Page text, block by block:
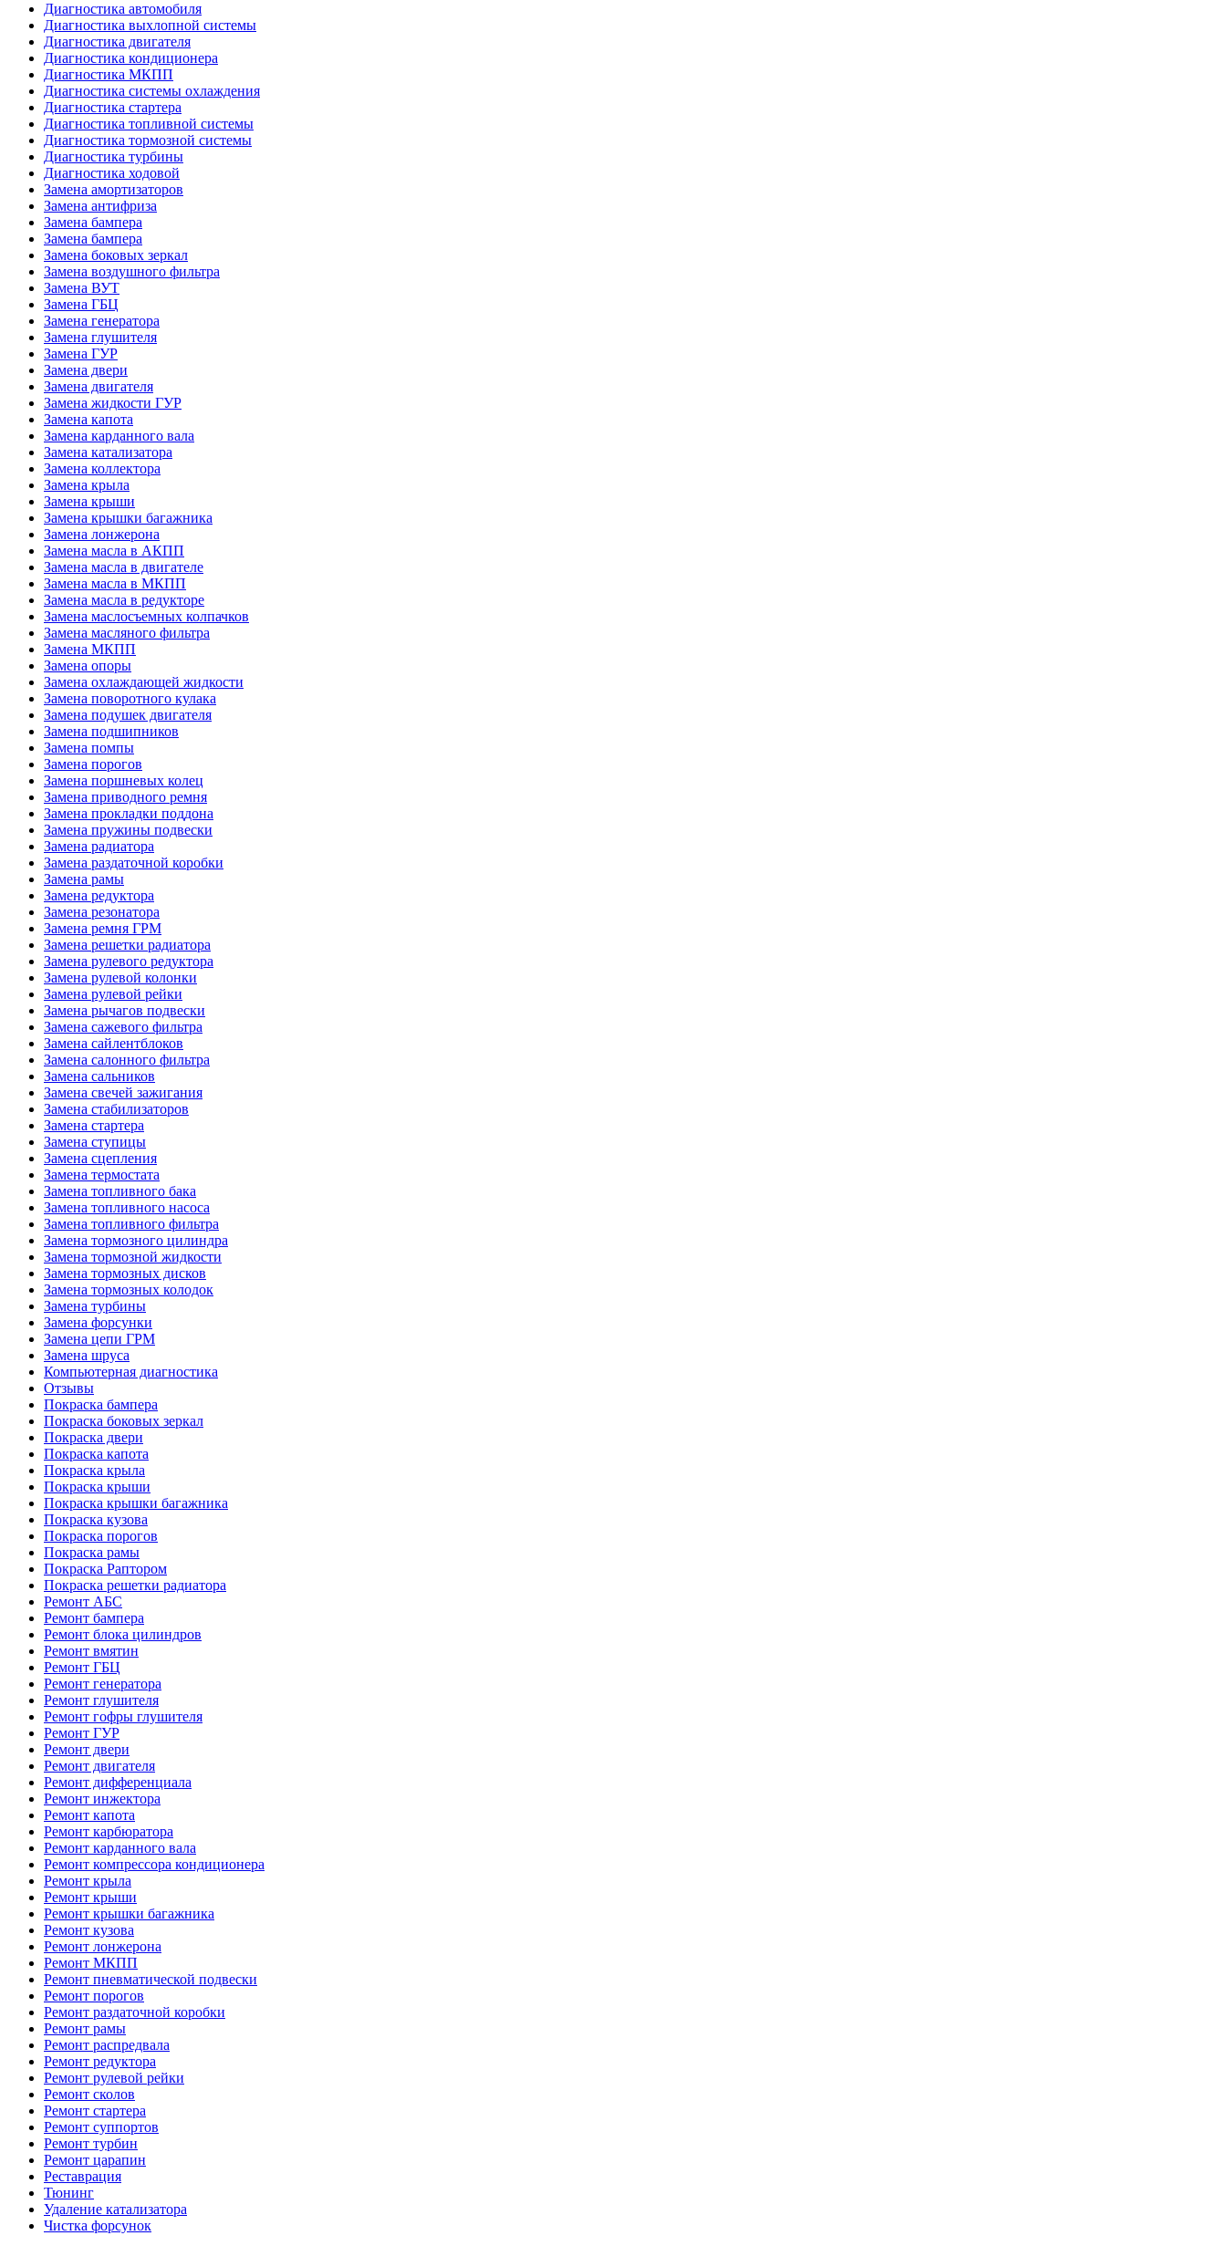
Диагностика автомобиля
Диагностика выхлопной системы
Диагностика двигателя
Диагностика кондиционера
Диагностика МКПП
Диагностика системы охлаждения
Диагностика стартера
Диагностика топливной системы
Диагностика тормозной системы
Диагностика турбины
Диагностика ходовой
Замена амортизаторов
Замена антифриза
Замена бампера
Замена бампера
Замена боковых зеркал
Замена воздушного фильтра
Замена ВУТ
Замена ГБЦ
Замена генератора
Замена глушителя
Замена ГУР
Замена двери
Замена двигателя
Замена жидкости ГУР
Замена капота
Замена карданного вала
Замена катализатора
Замена коллектора
Замена крыла
Замена крыши
Замена крышки багажника
Замена лонжерона
Замена масла в АКПП
Замена масла в двигателе
Замена масла в МКПП
Замена масла в редукторе
Замена маслосъемных колпачков
Замена масляного фильтра
Замена МКПП
Замена опоры
Замена охлаждающей жидкости
Замена поворотного кулака
Замена подушек двигателя
Замена подшипников
Замена помпы
Замена порогов
Замена поршневых колец
Замена приводного ремня
Замена прокладки поддона
Замена пружины подвески
Замена радиатора
Замена раздаточной коробки
Замена рамы
Замена редуктора
Замена резонатора
Замена ремня ГРМ
Замена решетки радиатора
Замена рулевого редуктора
Замена рулевой колонки
Замена рулевой рейки
Замена рычагов подвески
Замена сажевого фильтра
Замена сайлентблоков
Замена салонного фильтра
Замена сальников
Замена свечей зажигания
Замена стабилизаторов
Замена стартера
Замена ступицы
Замена сцепления
Замена термостата
Замена топливного бака
Замена топливного насоса
Замена топливного фильтра
Замена тормозного цилиндра
Замена тормозной жидкости
Замена тормозных дисков
Замена тормозных колодок
Замена турбины
Замена форсунки
Замена цепи ГРМ
Замена шруса
Компьютерная диагностика
Отзывы
Покраска бампера
Покраска боковых зеркал
Покраска двери
Покраска капота
Покраска крыла
Покраска крыши
Покраска крышки багажника
Покраска кузова
Покраска порогов
Покраска рамы
Покраска Раптором
Покраска решетки радиатора
Ремонт АБС
Ремонт бампера
Ремонт блока цилиндров
Ремонт вмятин
Ремонт ГБЦ
Ремонт генератора
Ремонт глушителя
Ремонт гофры глушителя
Ремонт ГУР
Ремонт двери
Ремонт двигателя
Ремонт дифференциала
Ремонт инжектора
Ремонт капота
Ремонт карбюратора
Ремонт карданного вала
Ремонт компрессора кондиционера
Ремонт крыла
Ремонт крыши
Ремонт крышки багажника
Ремонт кузова
Ремонт лонжерона
Ремонт МКПП
Ремонт пневматической подвески
Ремонт порогов
Ремонт раздаточной коробки
Ремонт рамы
Ремонт распредвала
Ремонт редуктора
Ремонт рулевой рейки
Ремонт сколов
Ремонт стартера
Ремонт суппортов
Ремонт турбин
Ремонт царапин
Реставрация
Тюнинг
Удаление катализатора
Чистка форсунок